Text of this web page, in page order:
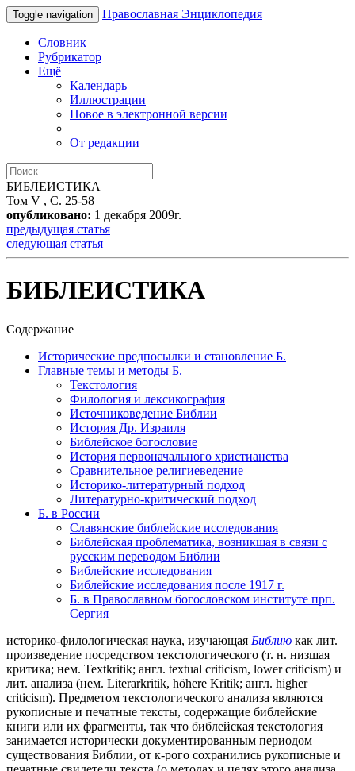
Toggle navigation Православная Энциклопедия
Словник
Рубрикатор
Ещё
Календарь
Иллюстрации
Новое в электронной версии
От редакции
БИБЛЕИСТИКА
Том V , С. 25-58
опубликовано: 1 декабря 2009г.
предыдущая статья
следующая статья
БИБЛЕИСТИКА
Содержание
Исторические предпосылки и становление Б.
Главные темы и методы Б.
Текстология
Филология и лексикография
Источниковедение Библии
История Др. Израиля
Библейское богословие
История первоначального христианства
Сравнительное религиеведение
Историко-литературный подход
Литературно-критический подход
Б. в России
Славянские библейские исследования
Библейская проблематика, возникшая в связи с
русским переводом Библии
Библейские исследования
Библейские исследования после 1917 г.
Б. в Православном богословском институте прп.
Сергия
историко-филологическая наука, изучающая Библию как лит.
произведение посредством текстологического (т. н. низшая
критика; нем. Textkritik; англ. textual criticism, lower criticism) и
лит. анализа (нем. Literarkritik, höhere Kritik; англ. higher
criticism). Предметом текстологического анализа являются
рукописные и печатные тексты, содержащие библейские
книги или их фрагменты, так что библейская текстология
занимается исторически документированным периодом
существования Библии, от к-рого сохранились рукописные и